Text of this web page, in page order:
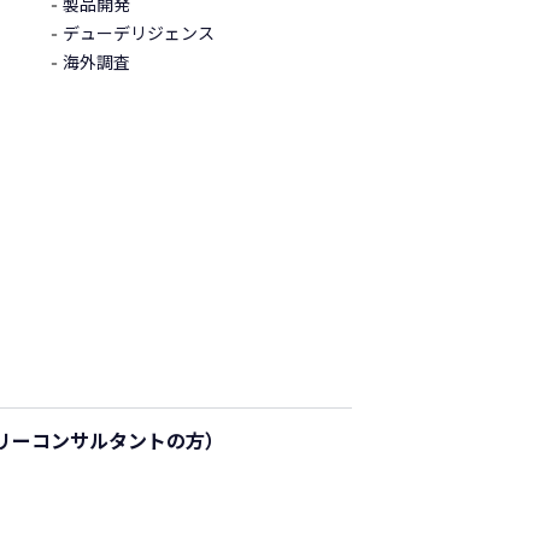
製品開発
デューデリジェンス
海外調査
ーコンサルタントの方）